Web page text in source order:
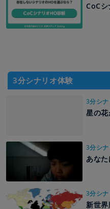
CoC
3分シナリオ体験
3分シ
星の
3分シ
あな
3分シ
新世